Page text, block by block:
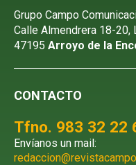
Grupo Campo
Calle Almendrera 18-20,
47195 Arroyo de la
CONTACTO
Tfno. 983 32 22
Envíanos un mail: